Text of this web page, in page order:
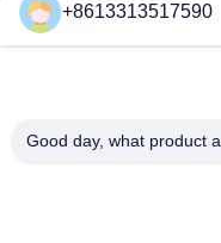
PUN SHAN
que ha sido objeto
del Parlamento
+8613313517590
Good day, what product